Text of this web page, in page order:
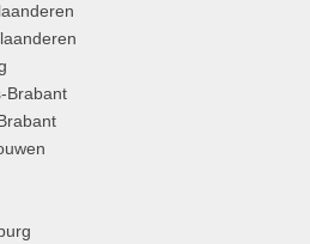
Brabant